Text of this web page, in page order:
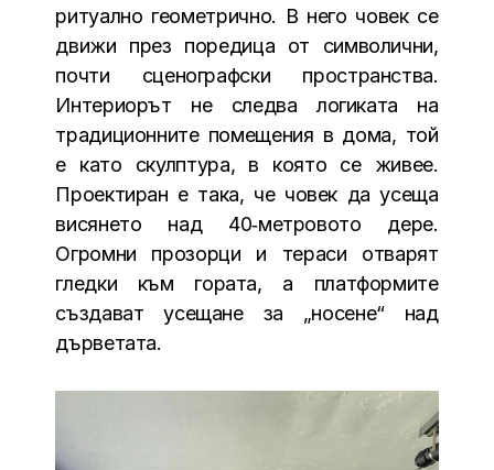
ритуално геометрично. В него човек се
движи през поредица от символични,
почти сценографски пространства.
Интериорът не следва логиката на
традиционните помещения в дома, той
е като скулптура, в която се живее.
Проектиран е така, че човек да усеща
висянето над 40‑метровото дере.
Огромни прозорци и тераси отварят
гледки към гората, а платформите
създават усещане за „носене“ над
дърветата.